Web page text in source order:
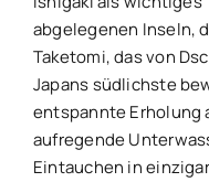
abgelegenen Inseln,
Taketomi, das von
Japans südlichste
entspannte Erholung
aufregende
Eintauchen in